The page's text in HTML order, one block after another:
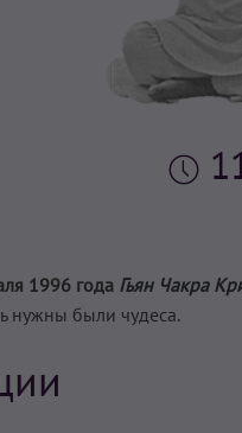
1996 года Гьян Чакра
нужны были чудеса.